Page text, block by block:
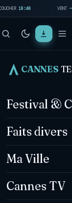
18:48 VENT —
CANNES
Festival &
Faits divers
Ma Ville
Cannes TV
D’UNE
BOUT…
de
en lui
Libéré